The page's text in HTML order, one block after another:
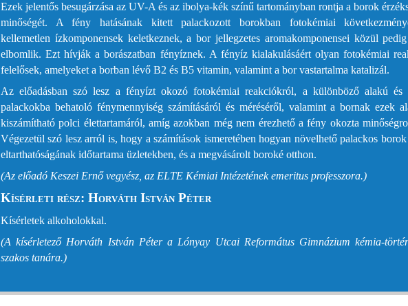
Ezek jelentős besugárzása az UV-A és az ibolya-kék színű tartományban rontja a borok
minőségét. A fény hatásának kitett palackozott borokban fotokémiai
kellemetlen ízkomponensek keletkeznek, a bor jellegzetes aromakomponensei közül
elbomlik. Ezt hívják a borászatban fényíznek. A fényíz kialakulásáért olyan fotokémiai
felelősek, amelyeket a borban lévő B2 és B5 vitamin, valamint a bor vastartalma katalizál.
Az előadásban szó lesz a fényízt okozó fotokémiai reakciókról, a különböző alakú és
palackokba behatoló fénymennyiség számításáról és méréséről, valamint a bornak ezek
kiszámítható polci élettartamáról, amíg azokban még nem érezhető a fény okozta
Végezetül szó lesz arról is, hogy a számítások ismeretében hogyan növelhető palackos
eltarthatóságának időtartama üzletekben, és a megvásárolt boroké otthon.
(Az előadó Keszei Ernő vegyész, az ELTE Kémiai Intézetének emeritus professzora.)
Kísérleti rész: Horváth István Péter
Kísérletek alkoholokkal.
(A kísérletező Horváth István Péter a Lónyay Utcai Református Gimnázium kémia-
szakos tanára.)